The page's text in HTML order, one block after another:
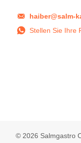
haiber@salm-
Stellen Sie Ihre
© 2026 Salmgastro